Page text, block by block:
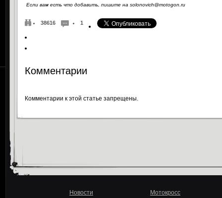
Если вам есть что добавить, пишите на solonovich@motogon.ru
38616 1
Комментарии
Комментарии к этой статье запрещены.
Новости
Мотокросс